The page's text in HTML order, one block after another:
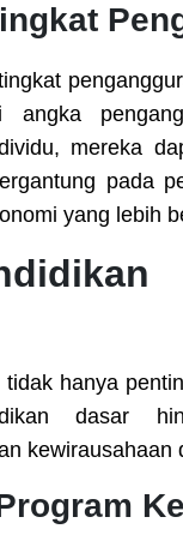
mereka
pada
yang lebih
hanya
dasar
kewirausahaan